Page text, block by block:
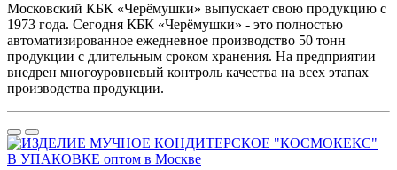
Московский КБК «Черёмушки» выпускает свою продукцию с
1973 года. Сегодня КБК «Черёмушки» - это полностью
автоматизированное ежедневное производство 50 тонн
продукции с длительным сроком хранения. На предприятии
внедрен многоуровневый контроль качества на всех этапах
производства продукции.